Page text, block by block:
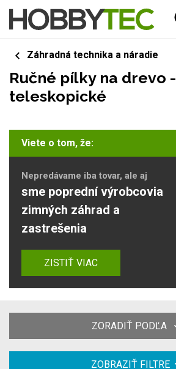
Záhradná technika a náradie
Ručné pílky na drevo -
teleskopické
Viete o tom, že:
Nepredávame iba tovar, ale aj
sme poprední výrobcovia
zimných záhrad a
zastrešenia
ZISTIŤ VIAC
ZORADIŤ PODĽA
ZOBRAZIŤ FILTRE